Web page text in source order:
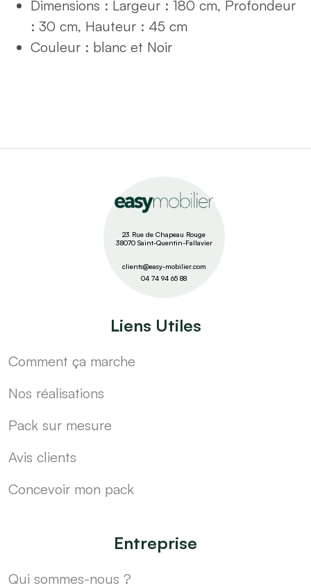
Dimensions : Largeur : 180 cm, Profondeur
: 30 cm, Hauteur : 45 cm
Couleur : blanc et Noir
23 Rue de Chapeau Rouge
38070 Saint-Quentin-Fallavier
clients@easy-mobilier.com
04 74 94 65 88
Liens Utiles
Comment ça marche
Nos réalisations
Pack sur mesure
Avis clients
Concevoir mon pack
Entreprise
Qui sommes-nous ?